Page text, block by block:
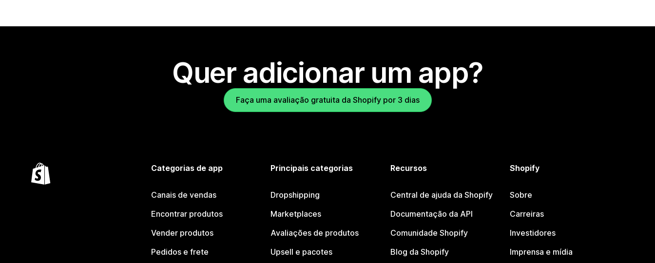
Quer adicionar um app?
Faça uma avaliação gratuita da Shopify por 3 dias
Categorias de app
Canais de vendas
Encontrar produtos
Vender produtos
Pedidos e frete
Principais categorias
Dropshipping
Marketplaces
Avaliações de produtos
Upsell e pacotes
Recursos
Central de ajuda da Shopify
Documentação da API
Comunidade Shopify
Blog da Shopify
Shopify
Sobre
Carreiras
Investidores
Imprensa e mídia